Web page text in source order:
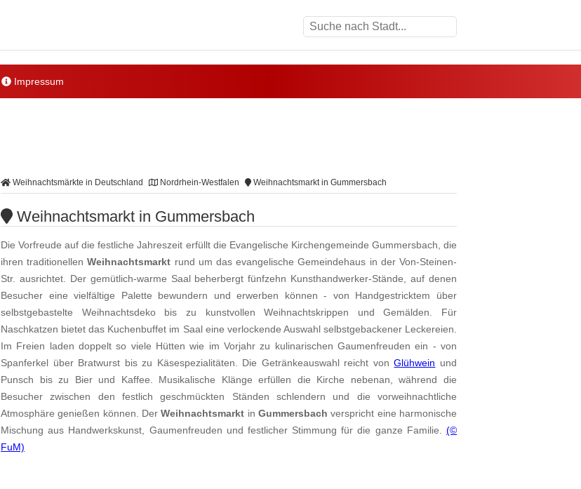
Impressum
Weihnachtsmärkte in Deutschland Nordrhein-Westfalen Weihnachtsmarkt in Gummersbach
Weihnachtsmarkt in Gummersbach
Die Vorfreude auf die festliche Jahreszeit erfüllt die Evangelische Kirchengemeinde Gummersbach, die
ihren traditionellenWeihnachtsmarkt rund um das evangelische Gemeindehaus in der Von-Steinen-
Str. ausrichtet. Der gemütlich-warme Saal beherbergt fünfzehn Kunsthandwerker-Stände, auf denen
Besucher eine vielfältige Palette bewundern und erwerben können - von Handgestricktem über
selbstgebastelte Weihnachtsdeko bis zu kunstvollen Weihnachtskrippen und Gemälden. Für
Naschkatzen bietet das Kuchenbuffet im Saal eine verlockende Auswahl selbstgebackener Leckereien.
Im Freien laden doppelt so viele Hütten wie im Vorjahr zu kulinarischen Gaumenfreuden ein - von
Spanferkel über Bratwurst bis zu Käsespezialitäten. Die Getränkeauswahl reicht vonGlühwein und
Punsch bis zu Bier und Kaffee. Musikalische Klänge erfüllen die Kirche nebenan, während die
Besucher zwischen den festlich geschmückten Ständen schlendern und die vorweihnachtliche
Atmosphäre genießen können. DerWeihnachtsmarkt inGummersbach verspricht eine harmonische
Mischung aus Handwerkskunst, Gaumenfreuden und festlicher Stimmung für die ganze Familie. (©
FuM)